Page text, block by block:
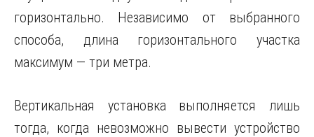
горизонтально. Независимо от выбранного
способа, длина горизонтального участка
максимум — три метра.
Вертикальная установка выполняется лишь
тогда, когда невозможно вывести устройство